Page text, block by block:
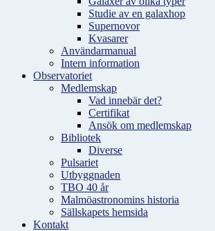
Studie av en galaxhop
Supernovor
Kvasarer
Användarmanual
Intern information
Observatoriet
Medlemskap
Vad innebär det?
Certifikat
Ansök om medlemskap
Bibliotek
Diverse
Pulsariet
Utbyggnaden
TBO 40 år
Malmöastronomins historia
Sällskapets hemsida
Kontakt